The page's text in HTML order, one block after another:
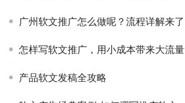
广州软文推广怎么做呢？流程详解来了
怎样写软文推广，用小成本带来大流量
产品软文发稿全攻略